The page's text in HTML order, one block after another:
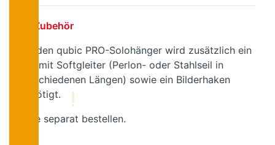
Zubehör
Für den qubic PRO-Solohänger wird zusätzlich ein
Seil mit Softgleiter (Perlon- oder Stahlseil in
verschiedenen Längen) sowie ein Bilderhaken
benötigt.
Bitte separat bestellen.